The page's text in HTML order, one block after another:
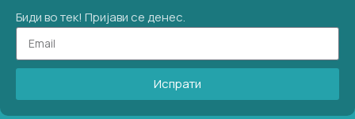
Биди во тек! Пријави се денес.
Испрати